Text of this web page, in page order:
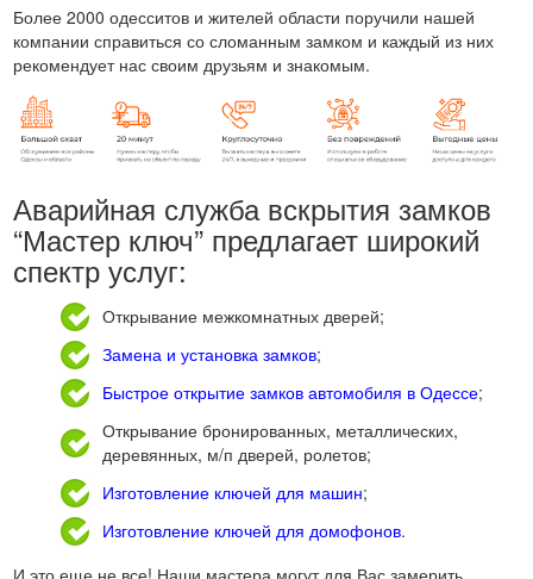
Более 2000 одесситов и жителей области поручили нашей
компании справиться со сломанным замком и каждый из них
рекомендует нас своим друзьям и знакомым.
Аварийная служба вскрытия замков
“Мастер ключ” предлагает широкий
спектр услуг:
Открывание межкомнатных дверей;
Замена и установка замков;
Быстрое открытие замков автомобиля в Одессе;
Открывание бронированных, металлических,
деревянных, м/п дверей, ролетов;
Изготовление ключей для машин;
Изготовление ключей для домофонов.